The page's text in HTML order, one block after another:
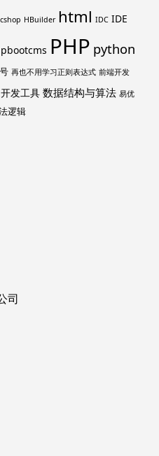
HBuilder html IDC IDE
pbootcms PHP python
再也不用学习正则表达式 前端开发
开发工具 数据结构与算法 易优
逻辑
司